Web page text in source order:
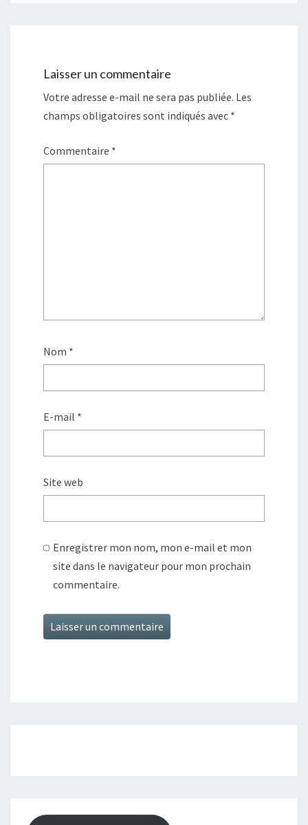
Laisser un commentaire
Votre adresse e-mail ne sera pas publiée. Les
champs obligatoires sont indiqués avec *
Commentaire *
Nom *
E-mail *
Site web
Enregistrer mon nom, mon e-mail et mon
site dans le navigateur pour mon prochain
commentaire.